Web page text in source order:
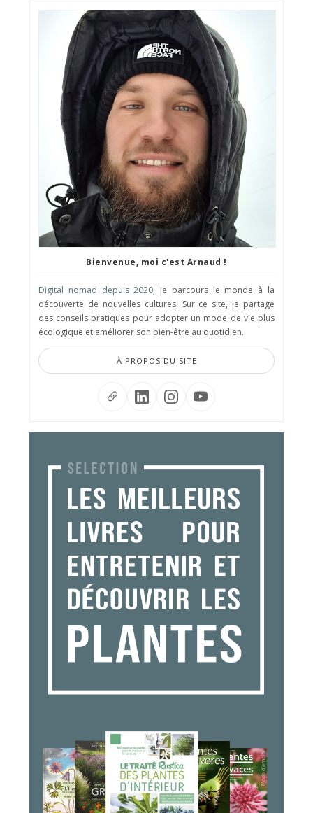
Bienvenue, moi c'est Arnaud !
Digital nomad depuis 2020, je parcours le monde à la
découverte de nouvelles cultures. Sur ce site, je partage
des conseils pratiques pour adopter un mode de vie plus
écologique et améliorer son bien-être au quotidien.
À PROPOS DU SITE